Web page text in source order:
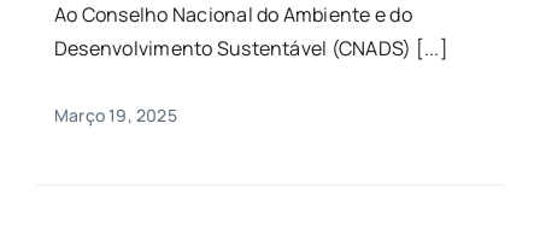
Ao Conselho Nacional do Ambiente e do
Desenvolvimento Sustentável (CNADS) [...]
Março 19, 2025